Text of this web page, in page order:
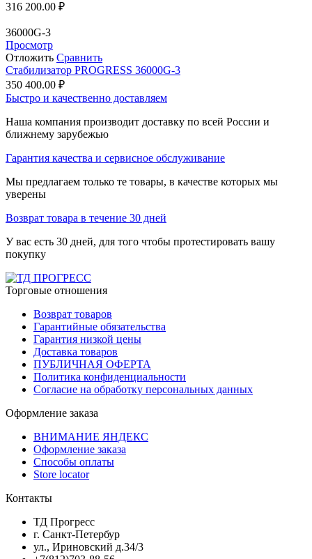
316 200.00 ₽
36000G-3
Просмотр
Отложить Сравнить
Стабилизатор PROGRESS 36000G-3
350 400.00 ₽
Быстро и качественно доставляем
Наша компания производит доставку по всей России и
ближнему зарубежью
Гарантия качества и сервисное обслуживание
Мы предлагаем только те товары, в качестве которых мы
уверены
Возврат товара в течение 30 дней
У вас есть 30 дней, для того чтобы протестировать вашу
покупку
Торговые отношения
Возврат товаров
Гарантийные обязательства
Гарантия низкой цены
Доставка товаров
ПУБЛИЧНАЯ ОФЕРТА
Политика конфиденциальности
Согласие на обработку персональных данных
Оформление заказа
ВНИМАНИЕ ЯНДЕКС
Оформление заказа
Способы оплаты
Store locator
Контакты
ТД Прогресс
г. Санкт-Петербур
ул., Ириновский д.34/3